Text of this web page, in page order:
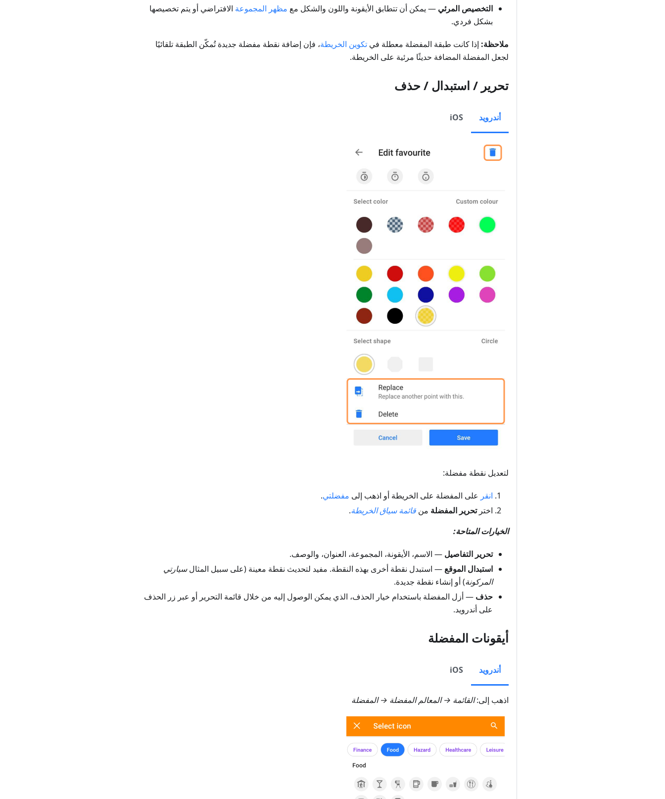
التخصيص المرئي — يمكن أن تتطابق الأيقونة واللون والشكل مع مظهر المجموعة الافتراضي أو يتم تخصيصها
بشكل فردي.
ملاحظة: إذا كانت طبقة المفضلة معطلة في تكوين الخريطة، فإن إضافة نقطة مفضلة جديدة تُمكّن الطبقة تلقائيًا
لجعل المفضلة المضافة حديثًا مرئية على الخريطة.
تحرير / استبدال / حذف
أندرويد iOS
لتعديل نقطة مفضلة:
انقر على المفضلة على الخريطة أو اذهب إلى مفضلتي.
اخترتحرير المفضلة من قائمة سياق الخريطة.
الخيارات المتاحة:
تحرير التفاصيل — الاسم، الأيقونة، المجموعة، العنوان، والوصف.
استبدال الموقع — استبدل نقطة أخرى بهذه النقطة. مفيد لتحديث نقطة معينة (على سبيل المثالسيارتي
المركونة) أو إنشاء نقطة جديدة.
حذف — أزل المفضلة باستخدام خيار الحذف، الذي يمكن الوصول إليه من خلال قائمة التحرير أو عبر زر الحذف
على أندرويد.
أيقونات المفضلة
أندرويد iOS
اذهب إلى:القائمة → المعالم المفضلة → المفضلة